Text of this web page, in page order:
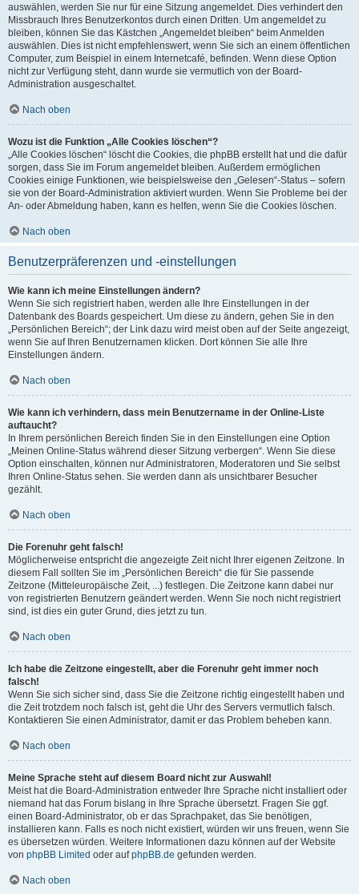
auswählen, werden Sie nur für eine Sitzung angemeldet. Dies verhindert den
Missbrauch Ihres Benutzerkontos durch einen Dritten. Um angemeldet zu
bleiben, können Sie das Kästchen „Angemeldet bleiben“ beim Anmelden
auswählen. Dies ist nicht empfehlenswert, wenn Sie sich an einem öffentlichen
Computer, zum Beispiel in einem Internetcafé, befinden. Wenn diese Option
nicht zur Verfügung steht, dann wurde sie vermutlich von der Board-
Administration ausgeschaltet.
Nach oben
Wozu ist die Funktion „Alle Cookies löschen“?
„Alle Cookies löschen“ löscht die Cookies, die phpBB erstellt hat und die dafür
sorgen, dass Sie im Forum angemeldet bleiben. Außerdem ermöglichen
Cookies einige Funktionen, wie beispielsweise den „Gelesen“-Status – sofern
sie von der Board-Administration aktiviert wurden. Wenn Sie Probleme bei der
An- oder Abmeldung haben, kann es helfen, wenn Sie die Cookies löschen.
Nach oben
Benutzerpräferenzen und -einstellungen
Wie kann ich meine Einstellungen ändern?
Wenn Sie sich registriert haben, werden alle Ihre Einstellungen in der
Datenbank des Boards gespeichert. Um diese zu ändern, gehen Sie in den
„Persönlichen Bereich“; der Link dazu wird meist oben auf der Seite angezeigt,
wenn Sie auf Ihren Benutzernamen klicken. Dort können Sie alle Ihre
Einstellungen ändern.
Nach oben
Wie kann ich verhindern, dass mein Benutzername in der Online-Liste
auftaucht?
In Ihrem persönlichen Bereich finden Sie in den Einstellungen eine Option
„Meinen Online-Status während dieser Sitzung verbergen“. Wenn Sie diese
Option einschalten, können nur Administratoren, Moderatoren und Sie selbst
Ihren Online-Status sehen. Sie werden dann als unsichtbarer Besucher
gezählt.
Nach oben
Die Forenuhr geht falsch!
Möglicherweise entspricht die angezeigte Zeit nicht Ihrer eigenen Zeitzone. In
diesem Fall sollten Sie im „Persönlichen Bereich“ die für Sie passende
Zeitzone (Mitteleuropäische Zeit, ...) festlegen. Die Zeitzone kann dabei nur
von registrierten Benutzern geändert werden. Wenn Sie noch nicht registriert
sind, ist dies ein guter Grund, dies jetzt zu tun.
Nach oben
Ich habe die Zeitzone eingestellt, aber die Forenuhr geht immer noch
falsch!
Wenn Sie sich sicher sind, dass Sie die Zeitzone richtig eingestellt haben und
die Zeit trotzdem noch falsch ist, geht die Uhr des Servers vermutlich falsch.
Kontaktieren Sie einen Administrator, damit er das Problem beheben kann.
Nach oben
Meine Sprache steht auf diesem Board nicht zur Auswahl!
Meist hat die Board-Administration entweder Ihre Sprache nicht installiert oder
niemand hat das Forum bislang in Ihre Sprache übersetzt. Fragen Sie ggf.
einen Board-Administrator, ob er das Sprachpaket, das Sie benötigen,
installieren kann. Falls es noch nicht existiert, würden wir uns freuen, wenn Sie
es übersetzen würden. Weitere Informationen dazu können auf der Website
von phpBB Limited oder aufphpBB.de gefunden werden.
Nach oben